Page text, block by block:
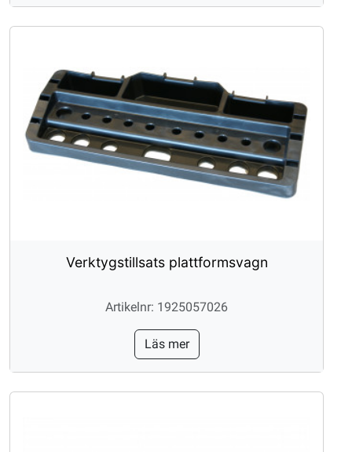
Verktygstillsats plattformsvagn
Artikelnr: 1925057026
Läs mer